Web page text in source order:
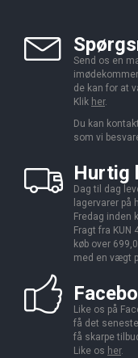
Send os en
de kan for at
Klik her.
Du kan
som vi
Hurtig
Dag til dag
lagervarer på
Fredag inden
Fragt fra KUN
køb over
med en vægt
Like os på
få det
få skarpe
Like os her.